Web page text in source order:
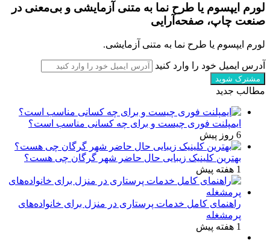
لورم ایپسوم یا طرح‌ نما به متنی آزمایشی و بی‌معنی در
صنعت چاپ، صفحه‌آرایی
لورم ایپسوم یا طرح‌ نما به متنی آزمایشی.
آدرس ایمیل خود را وارد کنید
مطالب جدید
ایمپلنت فوری چیست و برای چه کسانی مناسب است؟
6 روز پیش
بهترین کلینیک زیبایی حال حاضر شهر گرگان چی هست؟
1 هفته پیش
راهنمای کامل خدمات پرستاری در منزل برای خانواده‌های
پرمشغله
1 هفته پیش